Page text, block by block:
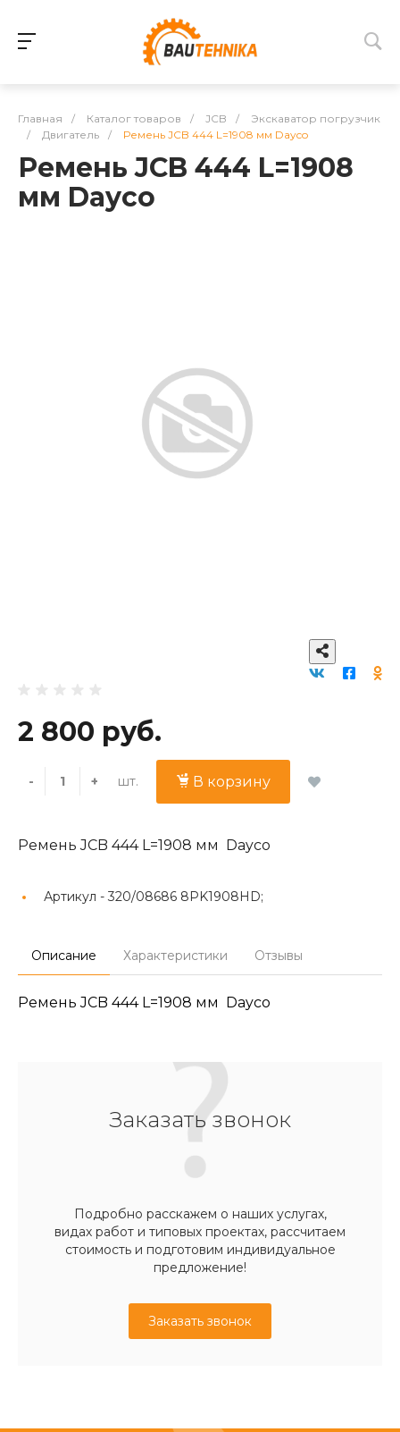
Главная / Каталог товаров / JCB /
Экскаватор погрузчик
/
Двигатель / Ремень JCB 444 L=1908 мм Dayco
Ремень JCB 444 L=1908
мм Dayco
2 800 руб.
- + шт. В корзину
Ремень JCB 444 L=1908 мм Dayco
Артикул - 320/08686 8PK1908HD;
Описание Характеристики Отзывы
Ремень JCB 444 L=1908 мм Dayco
Заказать звонок
Подробно расскажем о наших услугах,
видах работ и типовых проектах, рассчитаем
стоимость и подготовим индивидуальное
предложение!
Заказать звонок